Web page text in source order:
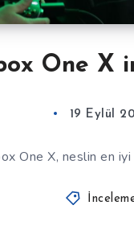
One X
19 Eylül
One X, neslin en